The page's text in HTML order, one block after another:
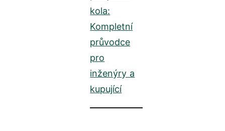
kola:
Kompletní
průvodce
pro
inženýry a
kupující